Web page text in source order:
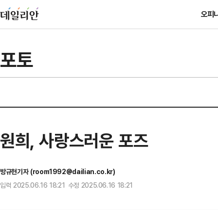
오피
포토
원희, 사랑스러운 포즈
방규현기자 (room1992@dailian.co.kr)
입력 2025.06.16 18:21 수정 2025.06.16 18:21